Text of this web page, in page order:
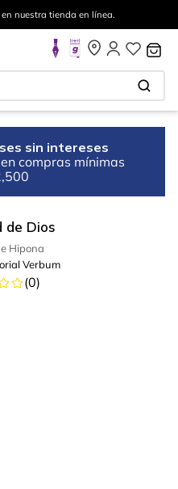
nuestra tienda en línea.
sin intereses
en compras mínimas
de Dios
Hipona
Verbum
(0)